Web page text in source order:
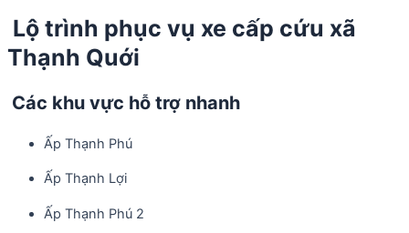
Lộ trình phục vụ xe cấp cứu xã
Thạnh Quới
Các khu vực hỗ trợ nhanh
Ấp Thạnh Phú
Ấp Thạnh Lợi
Ấp Thạnh Phú 2